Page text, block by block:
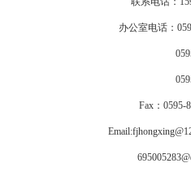
办公室电话：
0595-
0595-
Fax：0595-